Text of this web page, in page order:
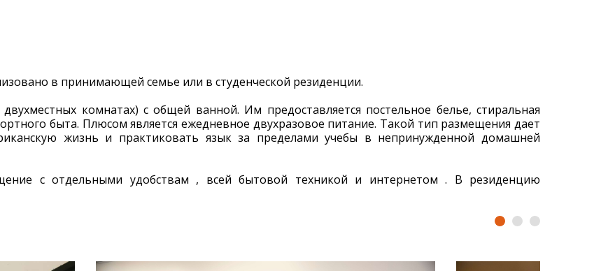
в принимающей семье или в студенческой резиденции.
комнатах) с общей ванной. Им предоставляется постельное белье, стиральная
быта. Плюсом является ежедневное двухразовое питание. Такой тип размещения дает
жизнь и практиковать язык за пределами учебы в непринужденной домашней
с отдельными удобствам , всей бытовой техникой и интернетом . В резиденцию